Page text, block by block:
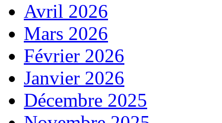
Avril 2026
Mars 2026
Février 2026
Janvier 2026
Décembre 2025